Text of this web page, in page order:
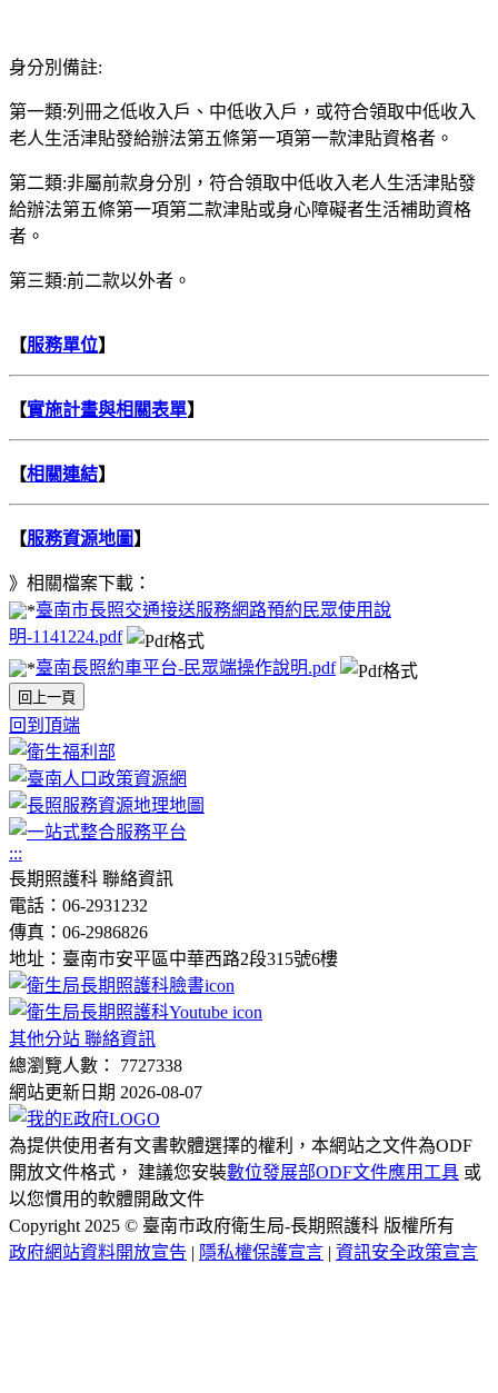
身分別備註:
第一類:列冊之低收入戶、中低收入戶，或符合領取中低收入
老人生活津貼發給辦法第五條第一項第一款津貼資格者。
第二類:非屬前款身分別，符合領取中低收入老人生活津貼發
給辦法第五條第一項第二款津貼或身心障礙者生活補助資格
者。
第三類:前二款以外者。
【服務單位】
【實施計畫與相關表單】
【相關連結】
【服務資源地圖】
》相關檔案下載：
臺南市長照交通接送服務網路預約民眾使用說
明-1141224.pdf
臺南長照約車平台-民眾端操作說明.pdf
回上一頁
回到頂端
:::
長期照護科 聯絡資訊
電話：06-2931232
傳真：06-2986826
地址：臺南市安平區中華西路2段315號6樓
其他分站 聯絡資訊
總瀏覽人數： 7727338
網站更新日期 2026-08-07
為提供使用者有文書軟體選擇的權利，本網站之文件為ODF
開放文件格式， 建議您安裝數位發展部ODF文件應用工具 或
以您慣用的軟體開啟文件
Copyright 2025 © 臺南市政府衛生局-長期照護科 版權所有
政府網站資料開放宣告 | 隱私權保護宣言 | 資訊安全政策宣言